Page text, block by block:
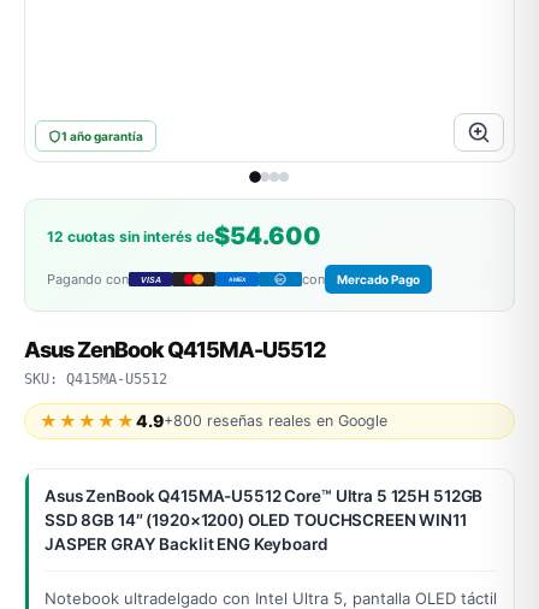
1 año garantía
12 cuotas sin interés de$54.600
Pagando con VISA AMEX DC con Mercado Pago
Asus ZenBook Q415MA-U5512
SKU: Q415MA-U5512
★★★★★4.9+800 reseñas reales en Google
Asus ZenBook Q415MA-U5512 Core™ Ultra 5 125H 512GB
SSD 8GB 14″ (1920×1200) OLED TOUCHSCREEN WIN11
JASPER GRAY Backlit ENG Keyboard
Notebook ultradelgado con Intel Ultra 5, pantalla OLED táctil